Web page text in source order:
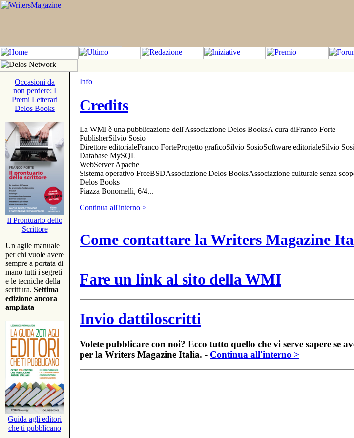
Occasioni da
non perdere: I
Premi Letterari
Delos Books
Il Prontuario dello
Scrittore
Un agile manuale
per chi vuole avere
sempre a portata di
mano tutti i segreti
e le tecniche della
scrittura. Settima
edizione ancora
ampliata
Guida agli editori
che ti pubblicano
Info
Credits
La WMI è una pubblicazione dell'Associazione Delos BooksA cura diFranco Forte
PublisherSilvio Sosio
Direttore editorialeFranco ForteProgetto graficoSilvio SosioSoftware editorialeSilvio
Database MySQL
WebServer Apache
Sistema operativo FreeBSDAssociazione Delos BooksAssociazione culturale senza
Delos Books
Piazza Bonomelli, 6/4...
Continua all'interno >
Come contattare la Writers Magazine
Fare un link al sito della WMI
Invio dattiloscritti
Volete pubblicare con noi? Ecco tutto quello che vi serve sapere se
per la Writers Magazine Italia. - Continua all'interno >